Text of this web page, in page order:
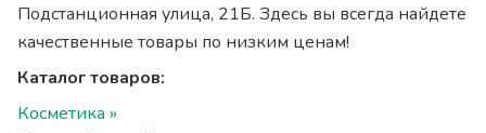
Подстанционная улица, 21Б. Здесь вы всегда найдете
качественные товары по низким ценам!
Каталог товаров:
Косметика »